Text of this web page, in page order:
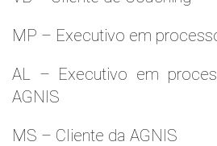
MP – Executivo em
AL – Executivo em
AGNIS
MS – Cliente da AGNIS